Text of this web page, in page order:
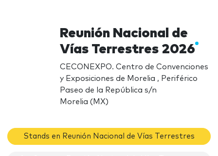
Reunión Nacional de
Vías Terrestres 2026
CECONEXPO. Centro de Convenciones
y Exposiciones de Morelia , Periférico
Paseo de la República s/n
Morelia (MX)
Stands en Reunión Nacional de Vías Terrestres